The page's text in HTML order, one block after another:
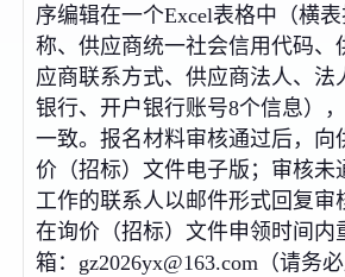
序编辑在一个Excel表格中（横
称、供应商统一社会信用代码、
应商联系方式、供应商法人、法
银行、开户银行账号8个信息）
一致。报名材料审核通过后，向
价（招标）文件电子版；审核未
工作的联系人以邮件形式回复审
在询价（招标）文件申领时间内
箱：gz2026yx@163.com（请务